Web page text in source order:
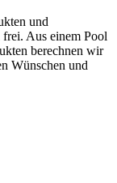
und
Aus einem Pool
berechnen wir
Wünschen und